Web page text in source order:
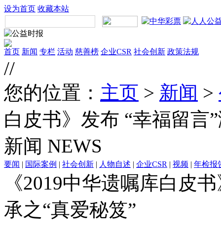
设为首页 收藏本站
首页 新闻 专栏 活动 慈善榜 企业CSR 社会创新 政策法规
//
您的位置： 主页 > 新闻 >
白皮书》发布 “幸福留言
新闻 NEWS
要闻 | 国际案例 | 社会创新 | 人物自述 | 企业CSR | 视频 | 年检报
《2019中华遗嘱库白皮
承之“真爱秘笈”